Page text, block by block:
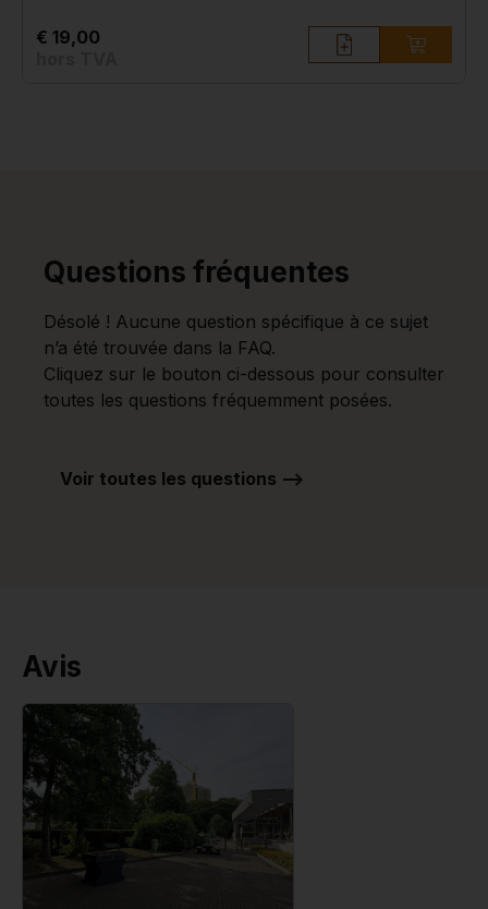
€ 19,00
Questions fréquentes
Désolé ! Aucune question spécifique à ce sujet
n’a été trouvée dans la FAQ.
Cliquez sur le bouton ci-dessous pour consulter
toutes les questions fréquemment posées.
Voir toutes les questions -->
Avis